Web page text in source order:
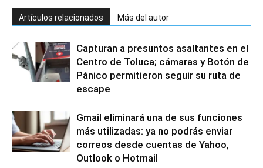
Artículos relacionados Más del autor
Capturan a presuntos asaltantes en el
Centro de Toluca; cámaras y Botón de
Pánico permitieron seguir su ruta de
escape
Gmail eliminará una de sus funciones
más utilizadas: ya no podrás enviar
correos desde cuentas de Yahoo,
Outlook o Hotmail